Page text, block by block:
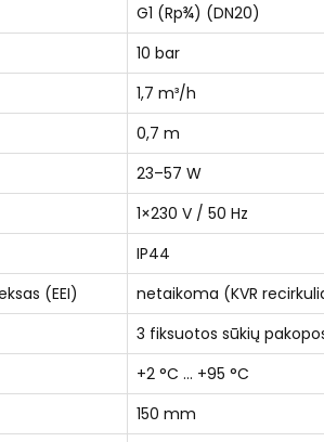
G1 (Rp¾) (DN20)
10 bar
1,7 m³/h
0,7 m
23–57 W
1×230 V / 50 Hz
IP44
(EEI)
netaikoma (KVR
3 fiksuotos sūkių
+2 °C … +95 °C
150 mm